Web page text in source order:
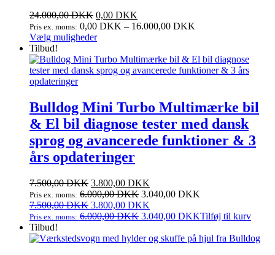
24.000,00DKK 0,00 DKK
Pris ex. moms: 0,00 DKK – 16.000,00 DKK
Vælg mulighederDette
har
flere
kan
vælges
på
Tilbud!
Bulldog Mini Turbo Multimærke bil
& El bil diagnose tester med dansk
sprog og avancerede funktioner & 3
års opdateringer
7.500,00DKK Den
oprindelige
pris
var:
3.800,00 DKK
aktuelle
er:
Pris ex. moms: 6.000,00DKK 3.040,00 DKK
7.500,00DKK Den
oprindelige
var:
3.800,00 DKK
aktuelle
er:
Pris ex. moms: 6.000,00DKK 3.040,00 DKKTilføj til kurv
Tilbud!